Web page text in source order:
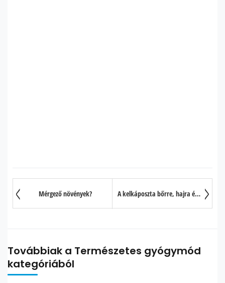
Mérgező növények? A kelkáposzta bőrre, hajra és egészségre gyakorolt jótékony hatása
Továbbiak a Természetes gyógymód
kategóriából